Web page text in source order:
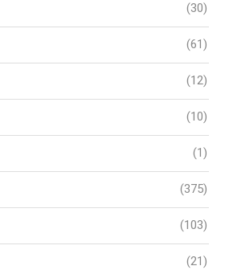
(30)
(61)
(12)
(10)
(1)
(375)
(103)
(21)